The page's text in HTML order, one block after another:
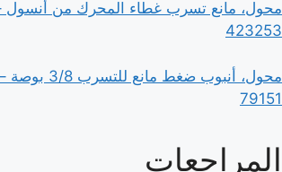
محول، مانع تسرب غطاء المحرك من أنسول
423253
محول، أنبوب
79151
المراجعات